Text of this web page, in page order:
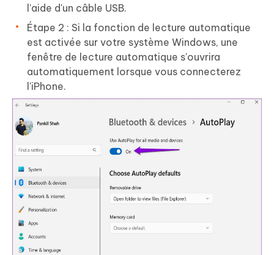
l'aide d'un câble USB.
Étape 2 : Si la fonction de lecture automatique
est activée sur votre système Windows, une
fenêtre de lecture automatique s'ouvrira
automatiquement lorsque vous connecterez
l'iPhone.